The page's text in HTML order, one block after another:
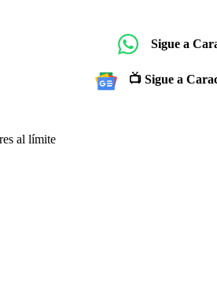
Sigue a
📺 Sigue a
al límite